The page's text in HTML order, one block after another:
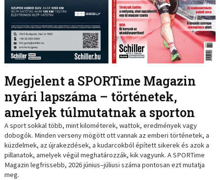
Megjelent a SPORTime Magazin
nyári lapszáma – történetek,
amelyek túlmutatnak a sporton
A sport sokkal több, mint kilométerek, wattok, eredmények vagy
dobogók. Minden verseny mögött ott vannak az emberi történetek, a
küzdelmek, az újrakezdések, a kudarcokból épített sikerek és azok a
pillanatok, amelyek végül meghatározzák, kik vagyunk. A SPORTime
Magazin legfrissebb, 2026 június–júliusi száma pontosan ezt mutatja
meg.